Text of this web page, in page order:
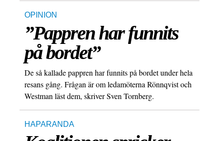
OPINION
”Pappren har funnits
på bordet”
De så kallade pappren har funnits på bordet under hela
resans gång. Frågan är om ledamöterna Rönnqvist och
Westman läst dem, skriver Sven Tornberg.
HAPARANDA